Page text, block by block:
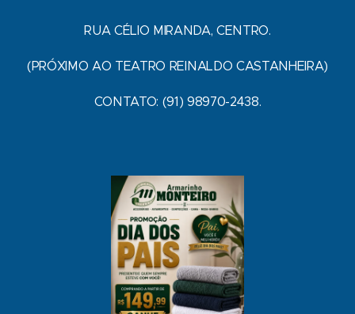
RUA CÉLIO MIRANDA, CENTRO.
(PRÓXIMO AO TEATRO REINALDO CASTANHEIRA)
CONTATO: (91) 98970-2438.